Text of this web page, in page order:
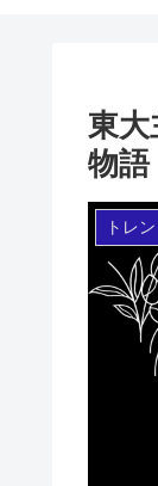
東
物語
トレ